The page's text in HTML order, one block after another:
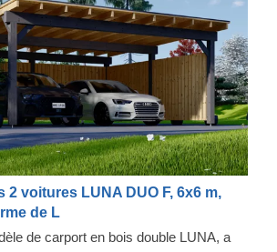
2 voitures LUNA DUO F, 6x6 m,
de L
de carport en bois double LUNA, a